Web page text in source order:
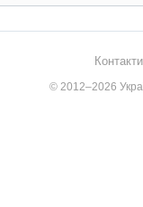
© 2012–2026